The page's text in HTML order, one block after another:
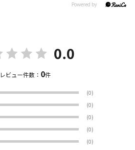
0.0
レビュー件数： 0件
(0)
(0)
(0)
(0)
(0)